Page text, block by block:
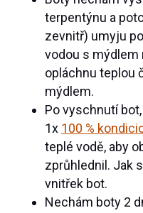
terpentýnu a
zevnitř) umyju
vodou s mýdlem
opláchnu teplou
mýdlem.
Po vyschnutí
1x 100 %
teplé vodě, aby
zprůhlednil. Jak
vnitřek bot.
Nechám boty 2